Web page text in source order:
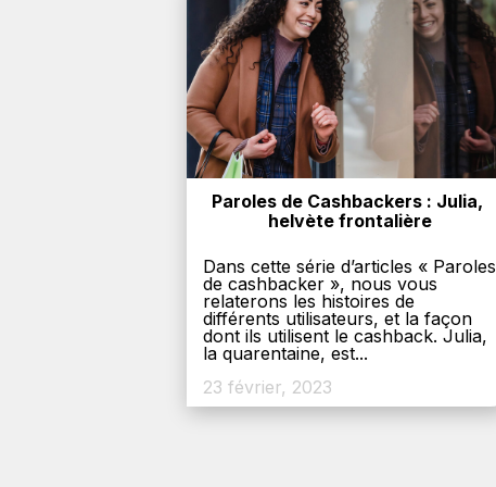
Paroles de Cashbackers : Julia,
helvète frontalière
Dans cette série d’articles « Paroles
de cashbacker », nous vous
relaterons les histoires de
différents utilisateurs, et la façon
dont ils utilisent le cashback. Julia,
la quarentaine, est...
23 février, 2023